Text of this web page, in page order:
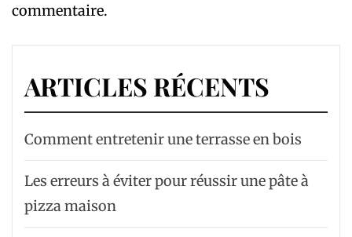
commentaire.
ARTICLES RÉCENTS
Comment entretenir une terrasse en bois
Les erreurs à éviter pour réussir une pâte à
pizza maison